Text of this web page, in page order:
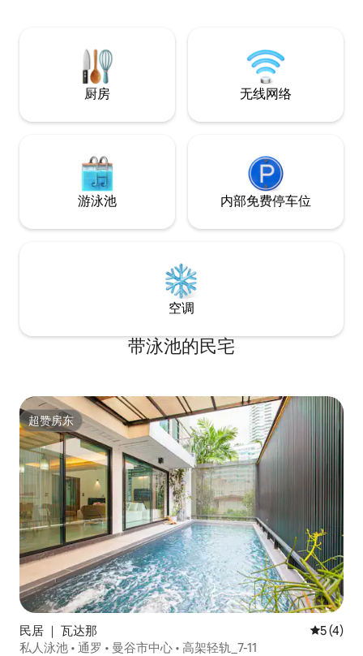
SPA 【洗手间】 -干湿分离的浴缸、淋浴房
及洗手池、衣柜、吹风机，淋浴房配备沐
浴露、洗发水和护发素、洗衣液 【提供服
务】 -自助入住和自助退房(入住15：00，
退房11:00) - 厨房有冰箱、炉灶、微波炉等
机，并提供洗衣液 -客厅有舒适的沙发、有
线电视、空调、茶几 -公寓内及房间内均有
WiFi覆盖 - 衣柜、衣架及浴巾
厨房 无线网络
游泳池 内部免费停车位
空调
带泳池的民宅
超赞房东
超赞房东
民居 ｜ 瓦达那 平均评分
5 (4)
私人泳池 • 通罗 • 曼谷市中心 • 高架轻轨_7-11